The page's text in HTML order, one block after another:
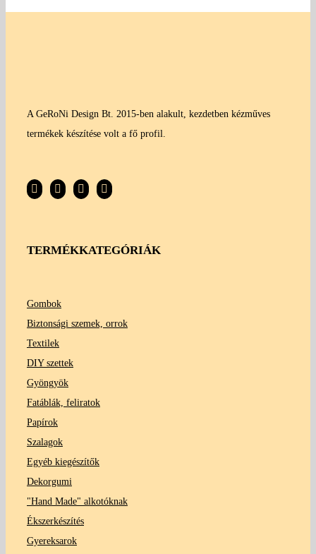
A GeRoNi Design Bt. 2015-ben alakult, kezdetben kézműves
termékek készítése volt a fő profil.
TERMÉKKATEGÓRIÁK
Gombok
Biztonsági szemek, orrok
Textilek
DIY szettek
Gyöngyök
Fatáblák, feliratok
Papírok
Szalagok
Egyéb kiegészítők
Dekorgumi
"Hand Made" alkotóknak
Ékszerkészítés
Gyereksarok